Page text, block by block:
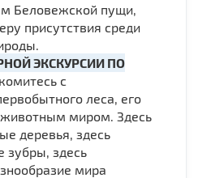
Беловежской пущи,
присутствия среди
ЭКСКУРСИИ ПО
с
леса, его
миром. Здесь
деревья, здесь
здесь
мира